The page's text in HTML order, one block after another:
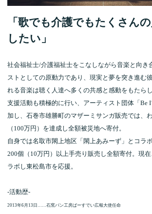
「歌でも介護でもたくさん
したい」
社会福祉士/介護福祉士をこなしながら音楽と向き
ストとしての原動力であり、現実と夢を突き進む
れる音楽は聴く人達へ多くの共感と感動をもたらし
支援活動も積極的に行い、アーティスト団体「Be
加し、石巻市雄勝町のマザーミサンガ販売では、
（100万円）を達成し全額被災地へ寄付。
自身では名取市閖上地区「閖上あみーず」とコラ
200個（10万円）以上手売り販売し全額寄付。現
ラボし東松島市を応援。
-活動歴-
2013年6月13日……石窯パン工房ばーすでい広報大使任命